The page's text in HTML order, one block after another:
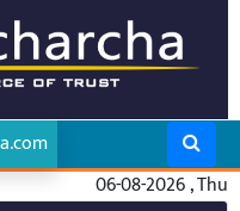
06-08-2026 , Thu